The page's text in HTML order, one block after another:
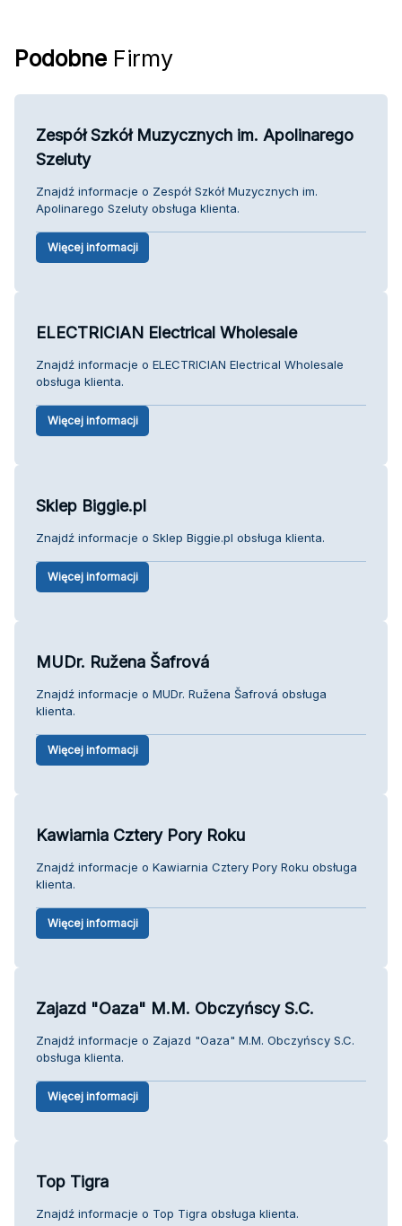
Podobne Firmy
Zespół Szkół Muzycznych im. Apolinarego
Szeluty
Znajdź informacje o Zespół Szkół Muzycznych im.
Apolinarego Szeluty obsługa klienta.
Więcej informacji
ELECTRICIAN Electrical Wholesale
Znajdź informacje o ELECTRICIAN Electrical Wholesale
obsługa klienta.
Więcej informacji
Sklep Biggie.pl
Znajdź informacje o Sklep Biggie.pl obsługa klienta.
Więcej informacji
MUDr. Ružena Šafrová
Znajdź informacje o MUDr. Ružena Šafrová obsługa
klienta.
Więcej informacji
Kawiarnia Cztery Pory Roku
Znajdź informacje o Kawiarnia Cztery Pory Roku obsługa
klienta.
Więcej informacji
Zajazd "Oaza" M.M. Obczyńscy S.C.
Znajdź informacje o Zajazd "Oaza" M.M. Obczyńscy S.C.
obsługa klienta.
Więcej informacji
Top Tigra
Znajdź informacje o Top Tigra obsługa klienta.